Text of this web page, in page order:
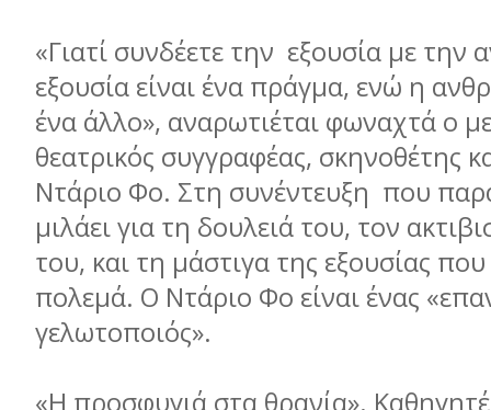
«Γιατί συνδέετε την εξουσία με
εξουσία είναι ένα πράγμα, ενώ η
ένα άλλο», αναρωτιέται φωναχτά ο
θεατρικός συγγραφέας, σκηνοθέτης
Ντάριο Φο. Στη συνέντευξη που
μιλάει για τη δουλειά του, τον
του, και τη μάστιγα της εξουσίας που
πολεμά. Ο Ντάριο Φο είναι ένας
γελωτοποιός».
«Η προσφυγιά στα θρανία».